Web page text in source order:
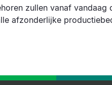
zullen vanaf vandaag
afzonderlijke